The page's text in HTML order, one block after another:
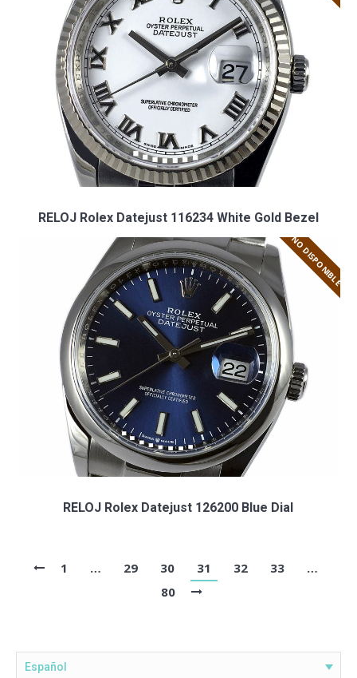
RELOJ Rolex Datejust 116234 White Gold Bezel
NO DISPONIBLE
RELOJ Rolex Datejust 126200 Blue Dial
1 … 29 30 31 32 33
…
80
Español